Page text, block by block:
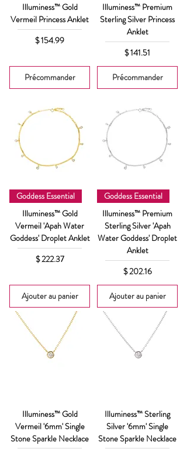
Illuminess™ Gold
Vermeil Princess Anklet
Prix
$ 154.99
Précommander
Illuminess™ Premium
Sterling Silver Princess
Anklet
Prix
$ 141.51
Précommander
Goddess Essential
Illuminess™ Gold
Vermeil 'Apah Water
Goddess' Droplet Anklet
Prix
$ 222.37
Ajouter au panier
Goddess Essential
Illuminess™ Premium
Sterling Silver 'Apah
Water Goddess' Droplet
Anklet
Prix
$ 202.16
Ajouter au panier
Illuminess™ Gold
Vermeil '6mm' Single
Stone Sparkle Necklace
Illuminess™ Sterling
Silver '6mm' Single
Stone Sparkle Necklace